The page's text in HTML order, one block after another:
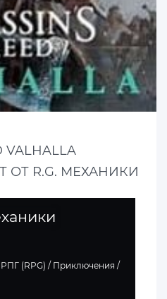
VALHALLA
ОТ R.G. МЕХАНИКИ
РПГ (RPG) / Приключения /